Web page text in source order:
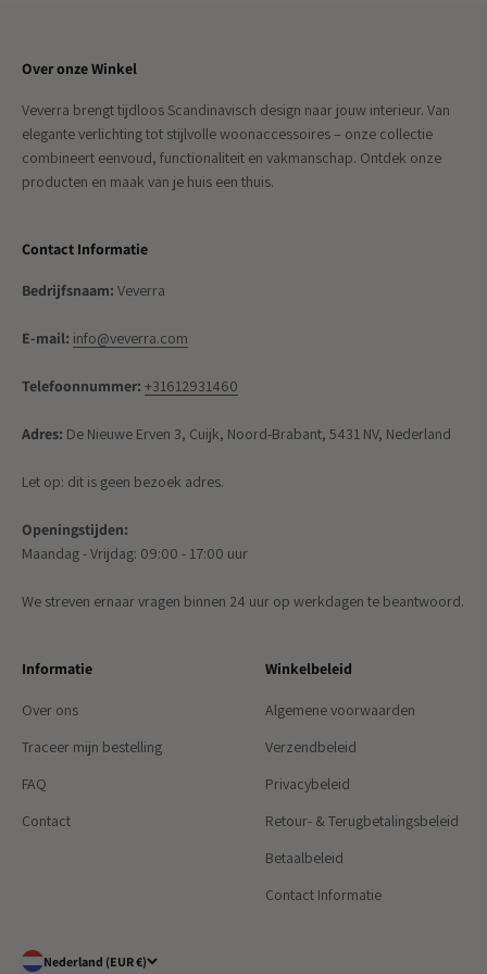
Over onze Winkel
Veverra brengt tijdloos Scandinavisch design naar jouw interieur. Van
elegante verlichting tot stijlvolle woonaccessoires – onze collectie
combineert eenvoud, functionaliteit en vakmanschap. Ontdek onze
producten en maak van je huis een thuis.
Contact Informatie
Bedrijfsnaam: Veverra
E-mail: info@veverra.com
Telefoonnummer: +31612931460
Adres: De Nieuwe Erven 3, Cuijk, Noord-Brabant, 5431 NV, Nederland
Let op: dit is geen bezoek adres.
Openingstijden:
Maandag - Vrijdag: 09:00 - 17:00 uur
We streven ernaar vragen binnen 24 uur op werkdagen te beantwoord.
Informatie
Over ons
Traceer mijn bestelling
FAQ
Contact
Winkelbeleid
Algemene voorwaarden
Verzendbeleid
Privacybeleid
Retour- & Terugbetalingsbeleid
Betaalbeleid
Contact Informatie
Nederland (EUR €)